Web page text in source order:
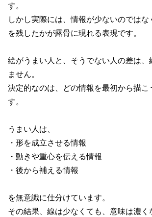
す。
しかし実際には、情報が少ないのでは
を残したかが露骨に現れる表現です。
絵がうまい人と、そうでない人の差は、
ません。
決定的なのは、どの情報を最初から描こ
す。
うまい人は、
・形を成立させる情報
・動きや重心を伝える情報
・後から補える情報
を無意識に仕分けています。
その結果、線は少なくても、意味は濃く